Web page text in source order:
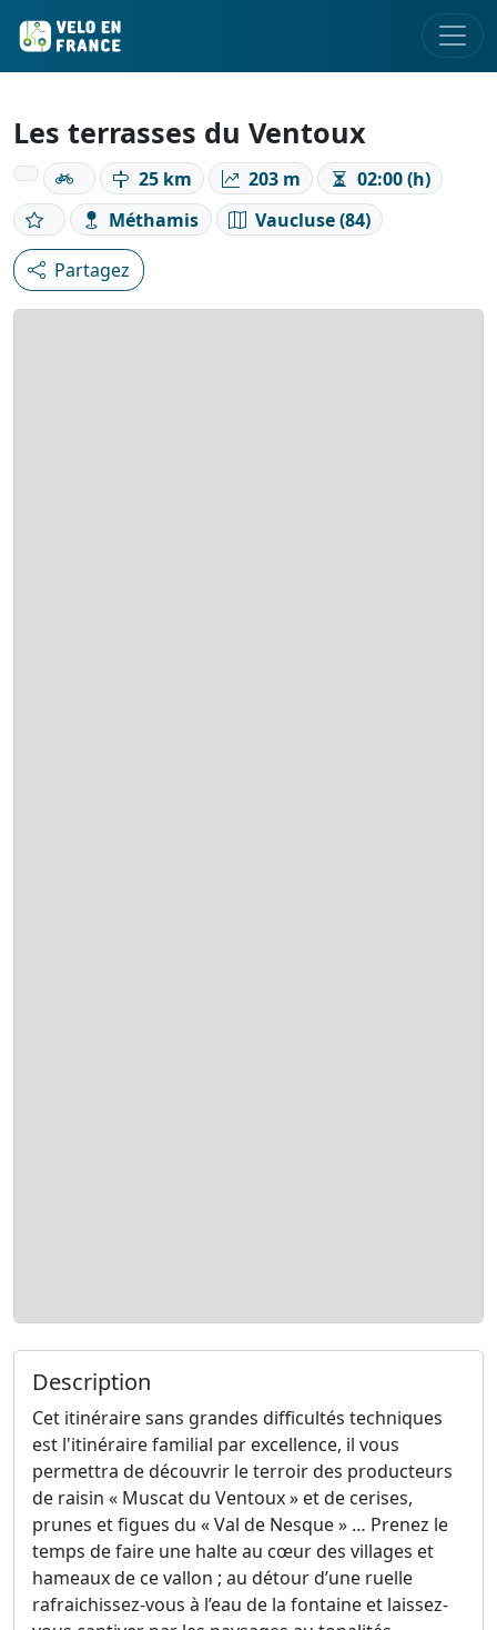
Les terrasses du Ventoux
25 km 203 m
02:00 (h)
Méthamis
Vaucluse (84)
Partagez
Description
Cet itinéraire sans grandes difficultés techniques
est l'itinéraire familial par excellence, il vous
permettra de découvrir le terroir des producteurs
de raisin « Muscat du Ventoux » et de cerises,
prunes et figues du « Val de Nesque » … Prenez le
temps de faire une halte au cœur des villages et
hameaux de ce vallon ; au détour d’une ruelle
rafraichissez-vous à l’eau de la fontaine et laissez-